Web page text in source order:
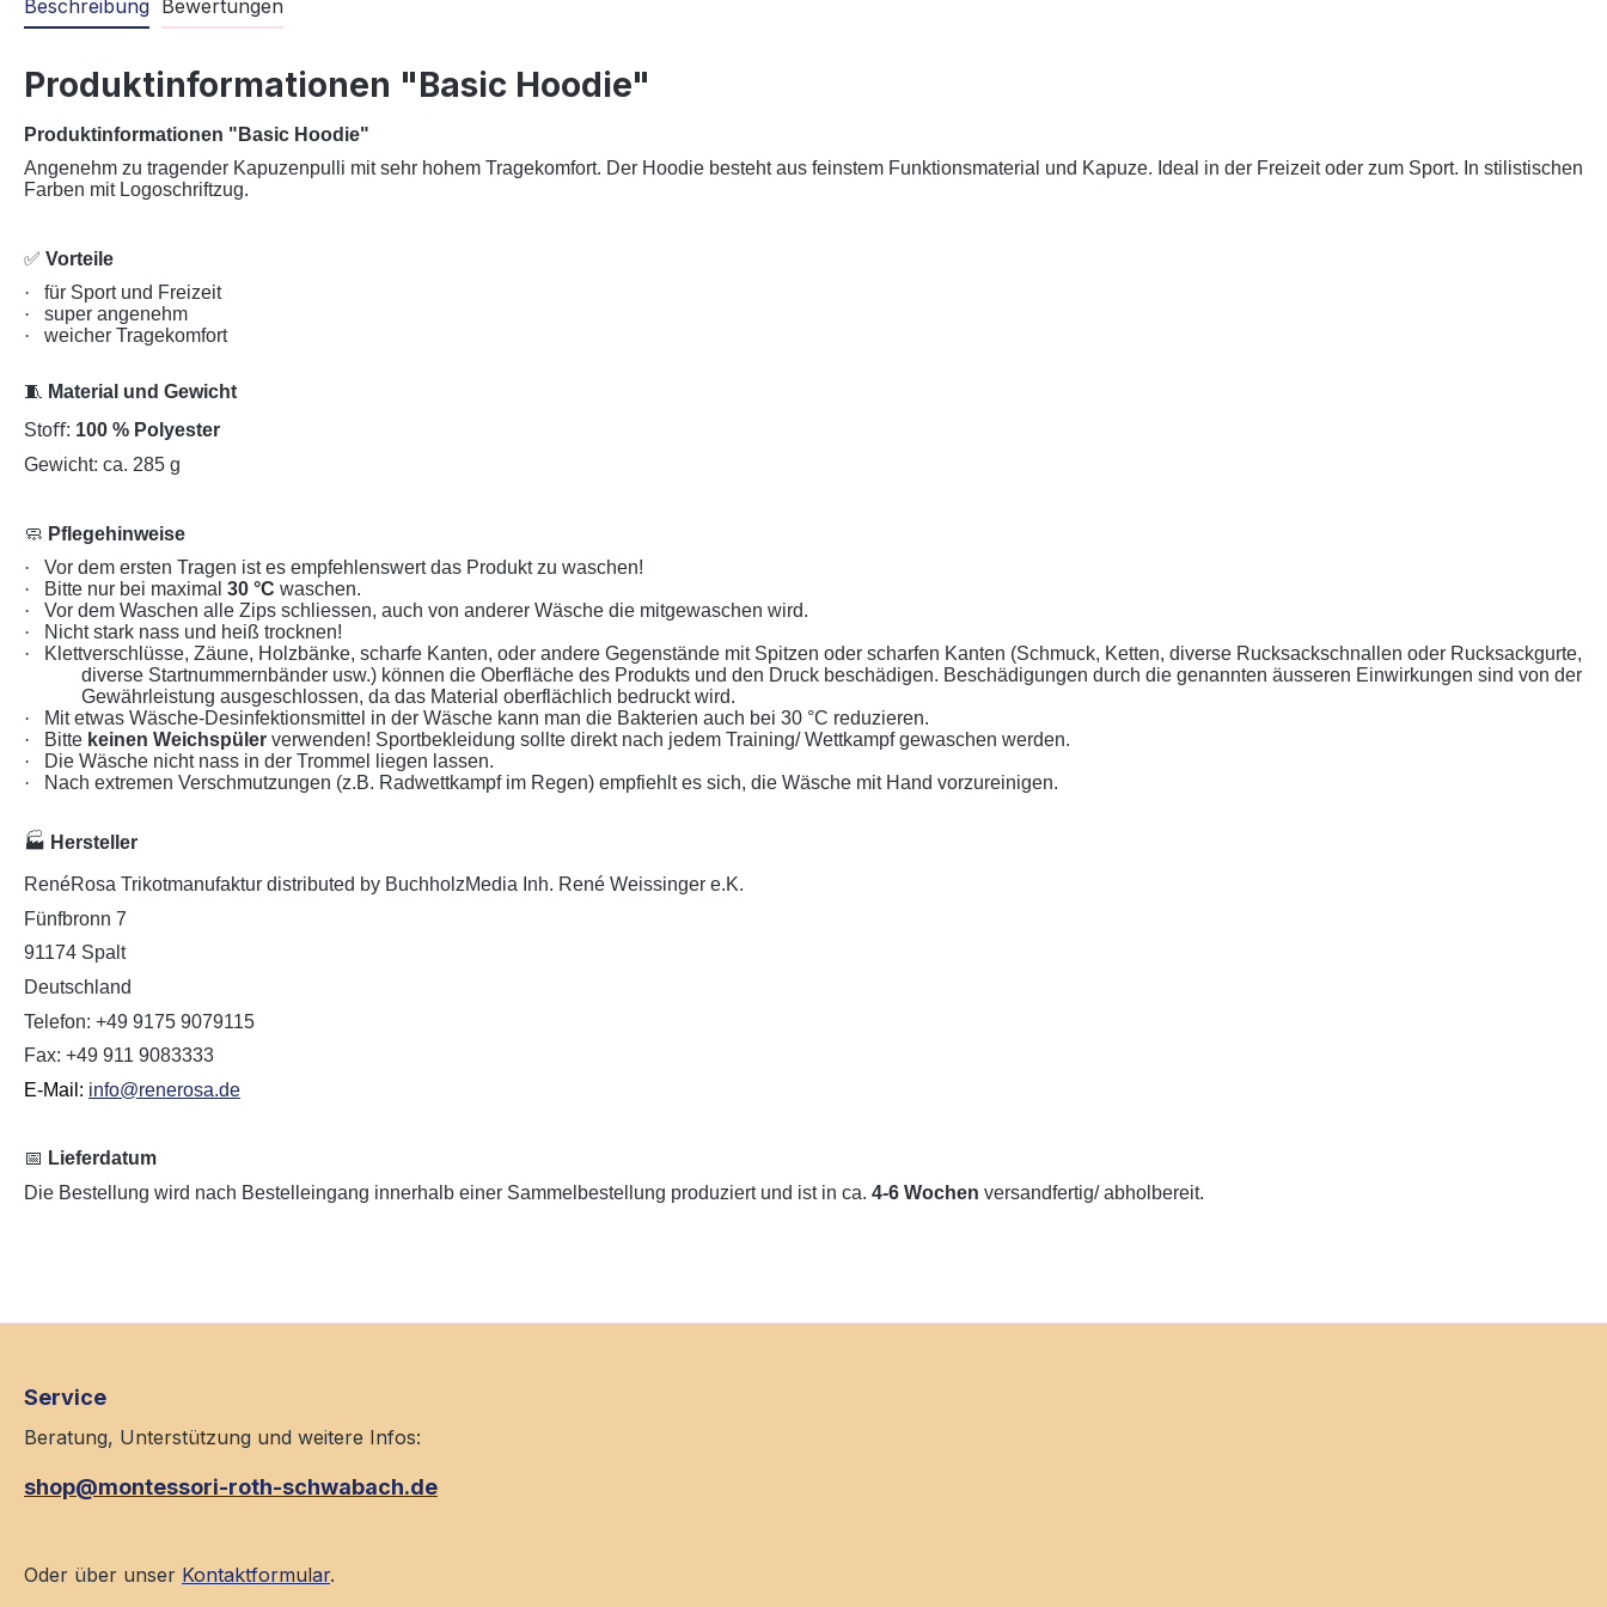
Beschreibung Bewertungen
Produktinformationen "Basic Hoodie"
Produktinformationen "Basic Hoodie"
Angenehm zu tragender Kapuzenpulli mit sehr hohem Tragekomfort. Der Hoodie besteht aus feinstem Funktionsmaterial und Kapuze. Ideal in der Freizeit oder zum Sport. In stilistischen
Farben mit Logoschriftzug.
✅ Vorteile
·
für Sport und Freizeit
·
super angenehm
·
weicher Tragekomfort
🧵 Material und Gewicht
Stoﬀ: 100 % Polyester
Gewicht: ca. 285 g
🧼 Pflegehinweise
·
Vor dem ersten Tragen ist es empfehlenswert das Produkt zu waschen!
·
Bitte nur bei maximal 30 °C waschen.
·
Vor dem Waschen alle Zips schliessen, auch von anderer Wäsche die mitgewaschen wird.
·
Nicht stark nass und heiß trocknen!
·
Klettverschlüsse, Zäune, Holzbänke, scharfe Kanten, oder andere Gegenstände mit Spitzen oder scharfen Kanten (Schmuck, Ketten, diverse Rucksackschnallen oder Rucksackgurte,
diverse Startnummernbänder usw.) können die Oberfläche des Produkts und den Druck beschädigen. Beschädigungen durch die genannten äusseren Einwirkungen sind von der
Gewährleistung ausgeschlossen, da das Material oberflächlich bedruckt wird.
·
Mit etwas Wäsche-Desinfektionsmittel in der Wäsche kann man die Bakterien auch bei 30 °C reduzieren.
·
Bitte keinen Weichspüler verwenden! Sportbekleidung sollte direkt nach jedem Training/ Wettkampf gewaschen werden.
·
Die Wäsche nicht nass in der Trommel liegen lassen.
·
Nach extremen Verschmutzungen (z.B. Radwettkampf im Regen) empfiehlt es sich, die Wäsche mit Hand vorzureinigen.
🏭 Hersteller
RenéRosa Trikotmanufaktur distributed by BuchholzMedia Inh. René Weissinger e.K.
Fünfbronn 7
91174 Spalt
Deutschland
Telefon: +49 9175 9079115
Fax: +49 911 9083333
E-Mail: info@renerosa.de
📅 Lieferdatum
Die Bestellung wird nach Bestelleingang innerhalb einer Sammelbestellung produziert und ist in ca. 4-6 Wochen versandfertig/ abholbereit.
Service
Beratung, Unterstützung und weitere Infos:
shop@montessori-roth-schwabach.de
Oder über unser Kontaktformular.